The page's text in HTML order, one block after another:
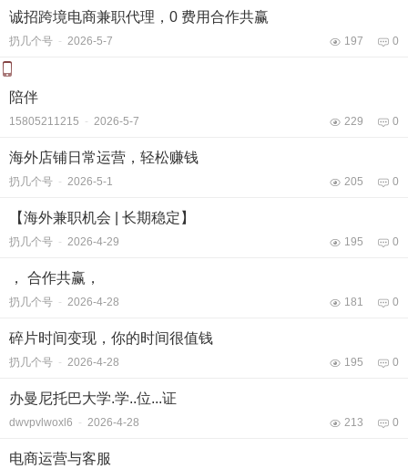
诚招跨境电商兼职代理，0 费用合作共赢
扔几个号 - 2026-5-7 0
197
陪伴
15805211215 - 2026-5-7 0
229
海外店铺日常运营，轻松赚钱
扔几个号 - 2026-5-1 0
205
【海外兼职机会 | 长期稳定】
扔几个号 - 2026-4-29 0
195
， 合作共赢，
扔几个号 - 2026-4-28 0
181
碎片时间变现，你的时间很值钱
扔几个号 - 2026-4-28 0
195
办曼尼托巴大学.学..位...证
dwvpvlwoxl6 - 2026-4-28 0
213
电商运营与客服